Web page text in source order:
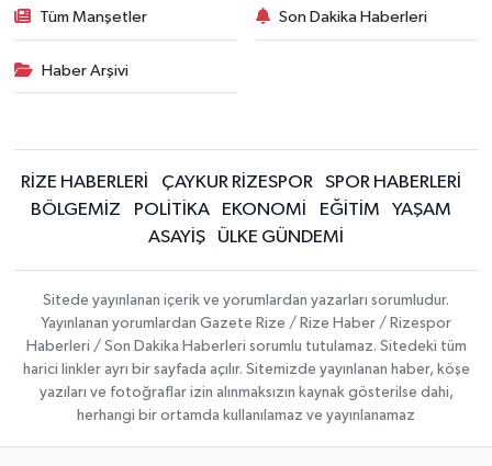
Tüm Manşetler Son Dakika Haberleri
Haber Arşivi
RİZE HABERLERİ ÇAYKUR RİZESPOR
SPOR HABERLERİ
BÖLGEMİZ
POLİTİKA EKONOMİ EĞİTİM
YAŞAM
ASAYİŞ
ÜLKE GÜNDEMİ
Sitede yayınlanan içerik ve yorumlardan yazarları sorumludur.
Yayınlanan yorumlardan Gazete Rize / Rize Haber / Rizespor
Haberleri / Son Dakika Haberleri sorumlu tutulamaz. Sitedeki tüm
harici linkler ayrı bir sayfada açılır. Sitemizde yayınlanan haber, köşe
yazıları ve fotoğraflar izin alınmaksızın kaynak gösterilse dahi,
herhangi bir ortamda kullanılamaz ve yayınlanamaz